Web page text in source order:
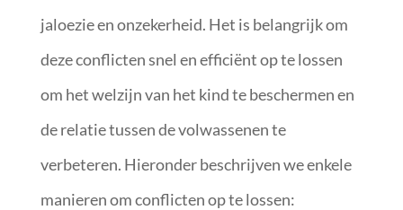
jaloezie en onzekerheid. Het is belangrijk om
deze conflicten snel en efficiënt op te lossen
om het welzijn van het kind te beschermen en
de relatie tussen de volwassenen te
verbeteren. Hieronder beschrijven we enkele
manieren om conflicten op te lossen: